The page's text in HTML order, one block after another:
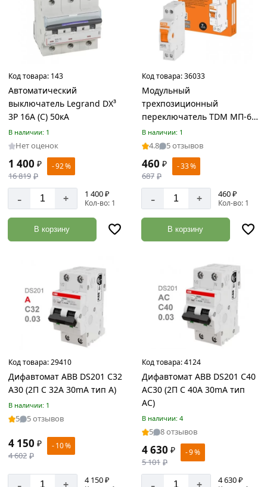
ЭСВ
Товаров
по
акции:
Листовой
прокат
Товаров
по
акции:
25
Оголовоки
СВ
Товаров
акции:
по
акции:
2
Заглушки
труб
по
акции:
7
металлическая
Товаров
акции:
Код товара: 143
Автоматический
выключатель Legrand DX³
3P 16А (C) 50кА
В наличии: 1
Нет оценок
1 400 ₽
16 819 ₽
- 92 %
- + 1 400 ₽
Кол-во: 1
В корзину
Код товара:36033
Модульный
трехпозиционный
переключатель TDM МП-63
1P 40А SQ0224-0007
В наличии: 1
4.8 5 отзывов
460 ₽
687 ₽
- 33 %
- + 460 ₽
Кол-во: 1
В корзину
Код товара:29410
Дифавтомат ABB DS201 C32
A30 (2П C 32A 30mA тип A)
В наличии: 1
5 5 отзывов
4 150 ₽
4 602 ₽
- 10 %
4 150 ₽
Код товара:4124
Дифавтомат ABB DS201 C40
AC30 (2П C 40A 30mA тип
AC)
В наличии: 4
5 8 отзывов
4 630 ₽
5 101 ₽
- 9 %
4 630 ₽